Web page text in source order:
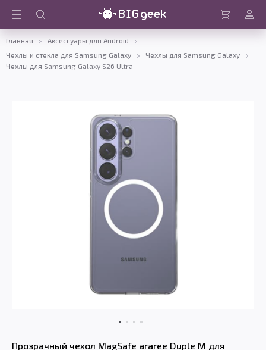
Войти
Главная
Аксессуары для Android
Чехлы и стекла для Samsung Galaxy
Чехлы для Samsung Galaxy
Чехлы для Samsung Galaxy S26 Ultra
Прозрачный чехол MagSafe araree Duple M для